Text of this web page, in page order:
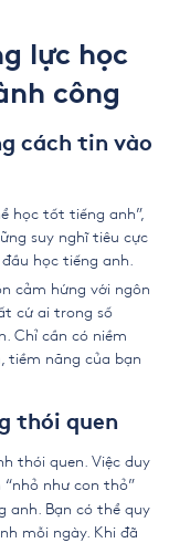
lực học
công
cách tin vào
học tốt tiếng anh”,
suy nghĩ tiêu cực
học tiếng anh.
cảm hứng với ngôn
cứ ai trong số
Chỉ cần có niềm
, tiềm năng của bạn
thói quen
thói quen. Việc duy
“nhỏ như con thỏ”
anh. Bạn có thể quy
mỗi ngày. Khi đã